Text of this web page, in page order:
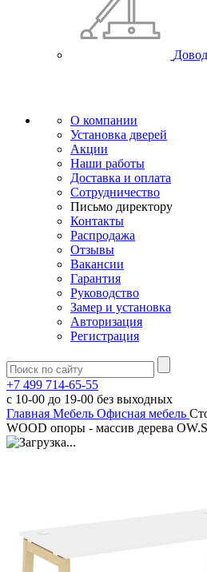
О компании
Установка дверей
Акции
Наши работы
Доставка и оплата
Сотрудничество
Письмо директору
Контакты
Распродажа
Отзывы
Вакансии
Гарантия
Руководство
Замер и установка
Авторизация
Регистрация
+7 499 714-65-55
с 10-00 до 19-00 без выходных
Главная Мебель Офисная мебель
WOOD опоры - массив дерева